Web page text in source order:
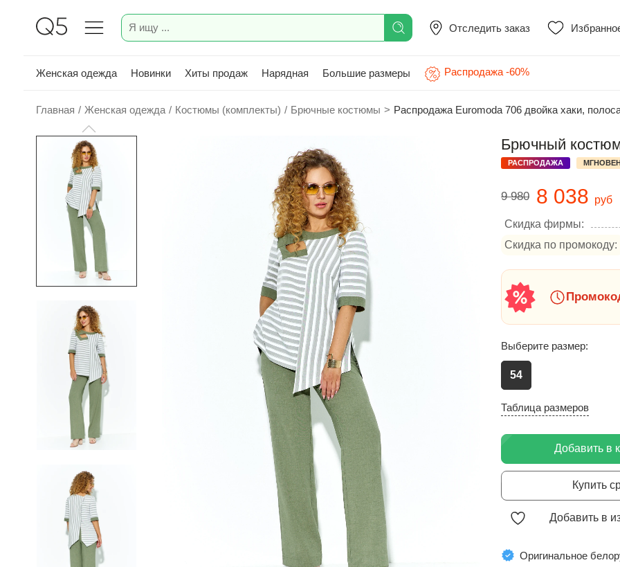
Отследить заказ
Женская одежда Новинки Хиты продаж Нарядная Большие размеры Распродажа -60%
Главная / Женская одежда / Костюмы (комплекты) / Брючные костюмы > Распродажа Euromoda 706 двойка хаки,
Брючный
РАСПРОДАЖА
9 980 8 038 руб
Скидка фирмы:
Скидка по промокоду:
Выберите размер:
54
Таблица размеров
Добавить в
Купить
Добавить в
Оригинальное